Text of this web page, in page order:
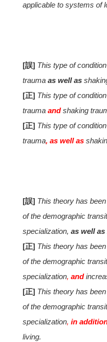
applicable to systems of
[誤] This type of
trauma as well as
[正] This type of
trauma andshaking
[正] This type of
trauma, as well as
[誤] This theory has
of the demographic
specialization, as well as
[正] This theory has
of the demographic
specialization, and
[正] This theory has
of the demographic
specialization, in
living.